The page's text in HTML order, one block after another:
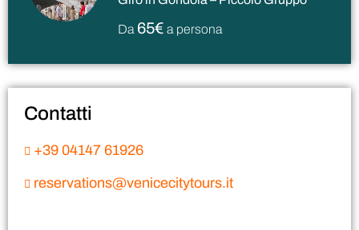
Da 65€ a persona
Contatti
+39 04147 61926
reservations@venicecitytours.it